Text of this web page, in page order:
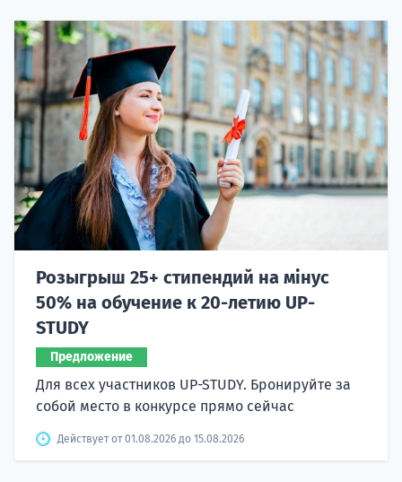
Розыгрыш 25+ стипендий на мінус
50% на обучение к 20-летию UP-
STUDY
Предложение
Для всех участников UP-STUDY. Бронируйте за
собой место в конкурсе прямо сейчас
Действует от 01.08.2026 до 15.08.2026